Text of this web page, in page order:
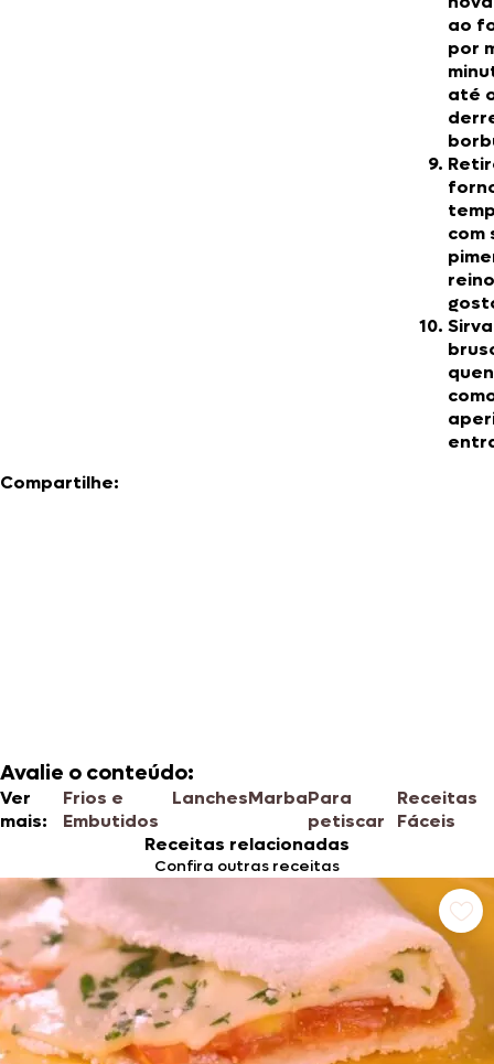
ao
por
até
com
Compartilhe:
Avalie o conteúdo:
Ver
mais:
Frios e
Embutidos
LanchesMarbaPara
petiscar ​​
Receitas
Fáceis
Receitas relacionadas
Confira outras receitas